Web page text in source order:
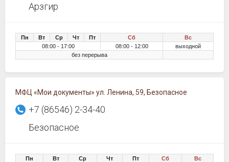
Арзгир
Пн Вт Ср Чт Пт Сб
Вс
08:00 - 17:00
08:00 - 12:00
выходной
без перерыва
МФЦ «Мои документы» ул. Ленина, 59, Безопасное
+7 (86546) 2-34-40
Безопасное
Пн Вт Ср Чт Пт Сб
Вс